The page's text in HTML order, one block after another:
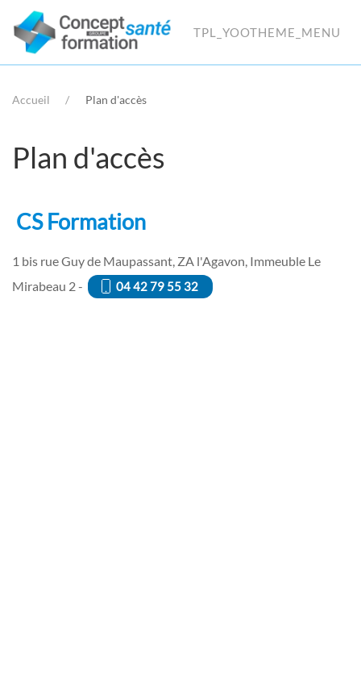
TPL_YOOTHEME_MENU
Accueil Plan d'accès
Plan d'accès
CS Formation
1 bis rue Guy de Maupassant, ZA l'Agavon, Immeuble Le
Mirabeau 2 -
04 42 79 55 32